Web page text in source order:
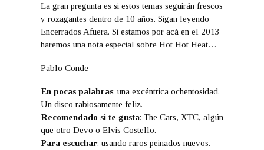
La gran pregunta es si estos temas seguirán frescos
y rozagantes dentro de 10 años. Sigan leyendo
Encerrados Afuera. Si estamos por acá en el 2013
haremos una nota especial sobre Hot Hot Heat…
Pablo Conde
En pocas palabras: una excéntrica ochentosidad.
Un disco rabiosamente feliz.
Recomendado si te gusta: The Cars, XTC, algún
que otro Devo o Elvis Costello.
Para escuchar: usando raros peinados nuevos.